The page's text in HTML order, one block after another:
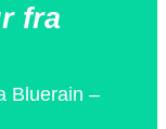
fra
Bluerain –